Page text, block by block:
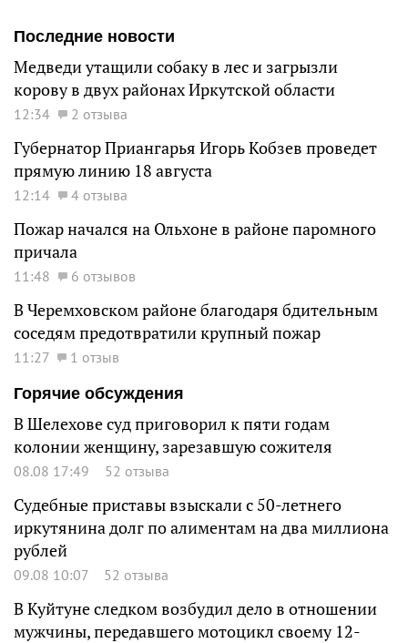
Последние новости
Медведи утащили собаку в лес и загрызли
корову в двух районах Иркутской области
12:34 2 отзыва
Губернатор Приангарья Игорь Кобзев проведет
прямую линию 18 августа
12:14 4 отзыва
Пожар начался на Ольхоне в районе паромного
причала
11:48 6 отзывов
В Черемховском районе благодаря бдительным
соседям предотвратили крупный пожар
11:27
1 отзыв
Горячие обсуждения
В Шелехове суд приговорил к пяти годам
колонии женщину, зарезавшую сожителя
08.08 17:49 52 отзыва
Судебные приставы взыскали с 50-летнего
иркутянина долг по алиментам на два миллиона
рублей
09.08 10:07 52 отзыва
В Куйтуне следком возбудил дело в отношении
мужчины, передавшего мотоцикл своему 12-